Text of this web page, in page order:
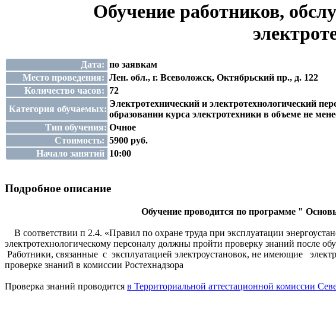
Обучение работников,
Дата: по заявкам
Место проведения: Лен. обл., г. Всеволожск, Октябрьский пр., д. 122
Количество часов: 72
Категория обучаемых:
Электротехнический и электротехнологический
образовании курса электротехники в объеме не
Тип обучения: Очное
Стоимость: 5900 руб.
Начало занятий 10:00
Подробное описание
Обучение проводится по программе "
В соответствии п 2.4. «Правил по охране труда при эксплуатации
электротехнологическому персоналу должны пройти проверку знаний после
Работники, связанные с эксплуатацией электроустановок, не имеющие
проверке знаний в комиссии Ростехнадзора
Проверка знаний проводится в Территориальной аттестационной комиссии